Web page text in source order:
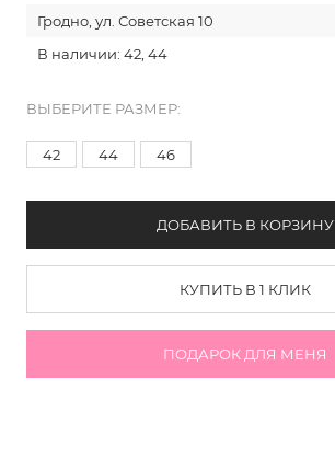
Гродно, ул. Советская 10
В наличии: 42, 44
ВЫБЕРИТЕ РАЗМЕР:
42 44 46
ДОБАВИТЬ В КОРЗИНУ
КУПИТЬ В 1 КЛИК
ПОДАРОК ДЛЯ МЕНЯ